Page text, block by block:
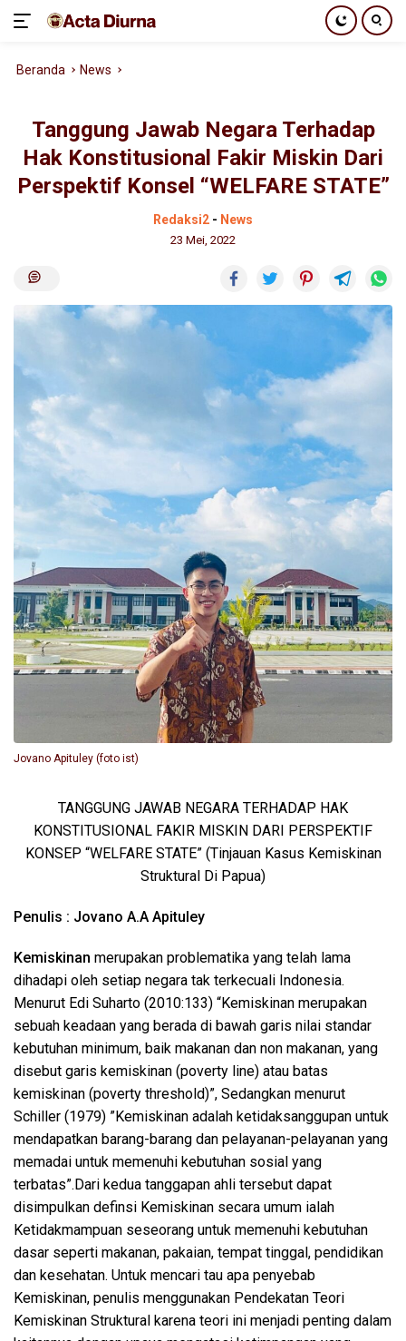
Beranda News
Tanggung Jawab Negara Terhadap
Hak Konstitusional Fakir Miskin Dari
Perspektif Konsel “WELFARE STATE”
Redaksi2 - News
23 Mei, 2022
Jovano Apituley (foto ist)
TANGGUNG JAWAB NEGARA TERHADAP HAK
KONSTITUSIONAL FAKIR MISKIN DARI PERSPEKTIF
KONSEP “WELFARE STATE” (Tinjauan Kasus Kemiskinan
Struktural Di Papua)
Penulis : Jovano A.A Apituley
Kemiskinan merupakan problematika yang telah lama
dihadapi oleh setiap negara tak terkecuali Indonesia.
Menurut Edi Suharto (2010:133) “Kemiskinan merupakan
sebuah keadaan yang berada di bawah garis nilai standar
kebutuhan minimum, baik makanan dan non makanan, yang
disebut garis kemiskinan (poverty line) atau batas
kemiskinan (poverty threshold)”, Sedangkan menurut
Schiller (1979) ”Kemiskinan adalah ketidaksanggupan untuk
mendapatkan barang-barang dan pelayanan-pelayanan yang
memadai untuk memenuhi kebutuhan sosial yang
terbatas”.Dari kedua tanggapan ahli tersebut dapat
disimpulkan definsi Kemiskinan secara umum ialah
Ketidakmampuan seseorang untuk memenuhi kebutuhan
dasar seperti makanan, pakaian, tempat tinggal, pendidikan
dan kesehatan. Untuk mencari tau apa penyebab
Kemiskinan, penulis menggunakan Pendekatan Teori
Kemiskinan Struktural karena teori ini menjadi penting dalam